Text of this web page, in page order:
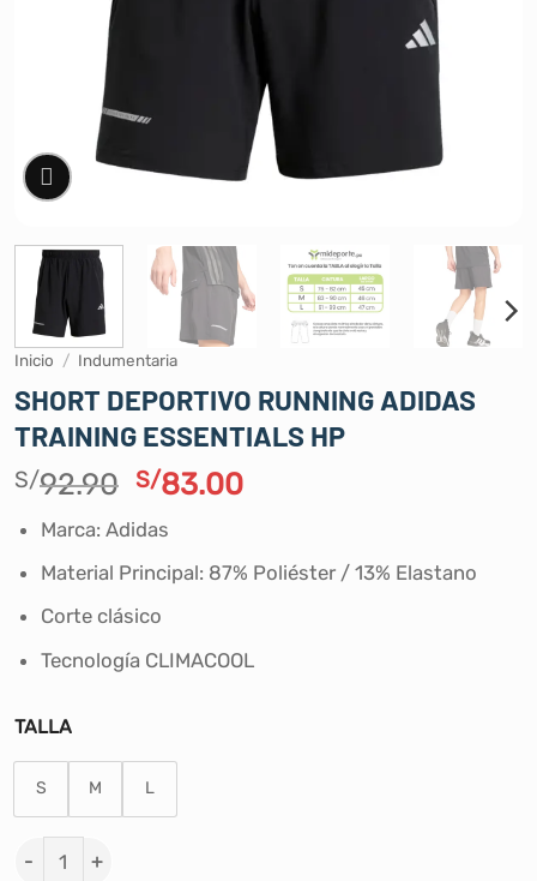
Inicio / Indumentaria
SHORT DEPORTIVO RUNNING ADIDAS
TRAINING ESSENTIALS HP
S/92.90 El
original
era:
S/92.90.
S/83.00El
es:
Marca: Adidas
Material Principal: 87% Poliéster / 13% Elastano
Corte clásico
Tecnología CLIMACOOL
TALLA
S M L
SHORT DEPORTIVO RUNNING ADIDAS TRAINING